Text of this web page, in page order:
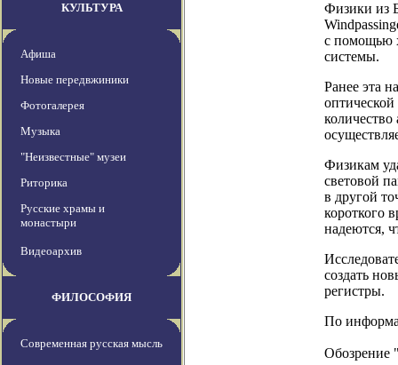
КУЛЬТУРА
Афиша
Новые передвжиники
Фотогалерея
Музыка
"Неизвестные" музеи
Риторика
Русские храмы и
монастыри
Видеоархив
ФИЛОСОФИЯ
Современная русская мысль
Физики из
с помощью
системы.
Ранее эта
Физикам
световой
в другой
короткого
надеются,
создать
регистры.
По
Обозрение